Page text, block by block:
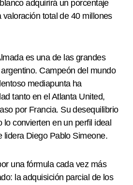
adquirirá un porcentaje
valoración total de 40 millones
es una de las grandes
Campeón del mundo
mediapunta ha
tanto en el Atlanta United,
por Francia. Su desequilibrio
convierten en un perfil ideal
lidera Diego Pablo Simeone.
una fórmula cada vez más
la adquisición parcial de los